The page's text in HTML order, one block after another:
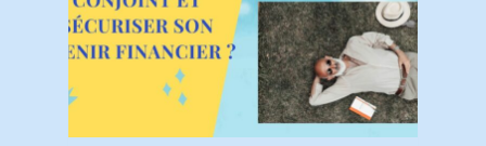
?
(GUIDE
COMPLET
POUR